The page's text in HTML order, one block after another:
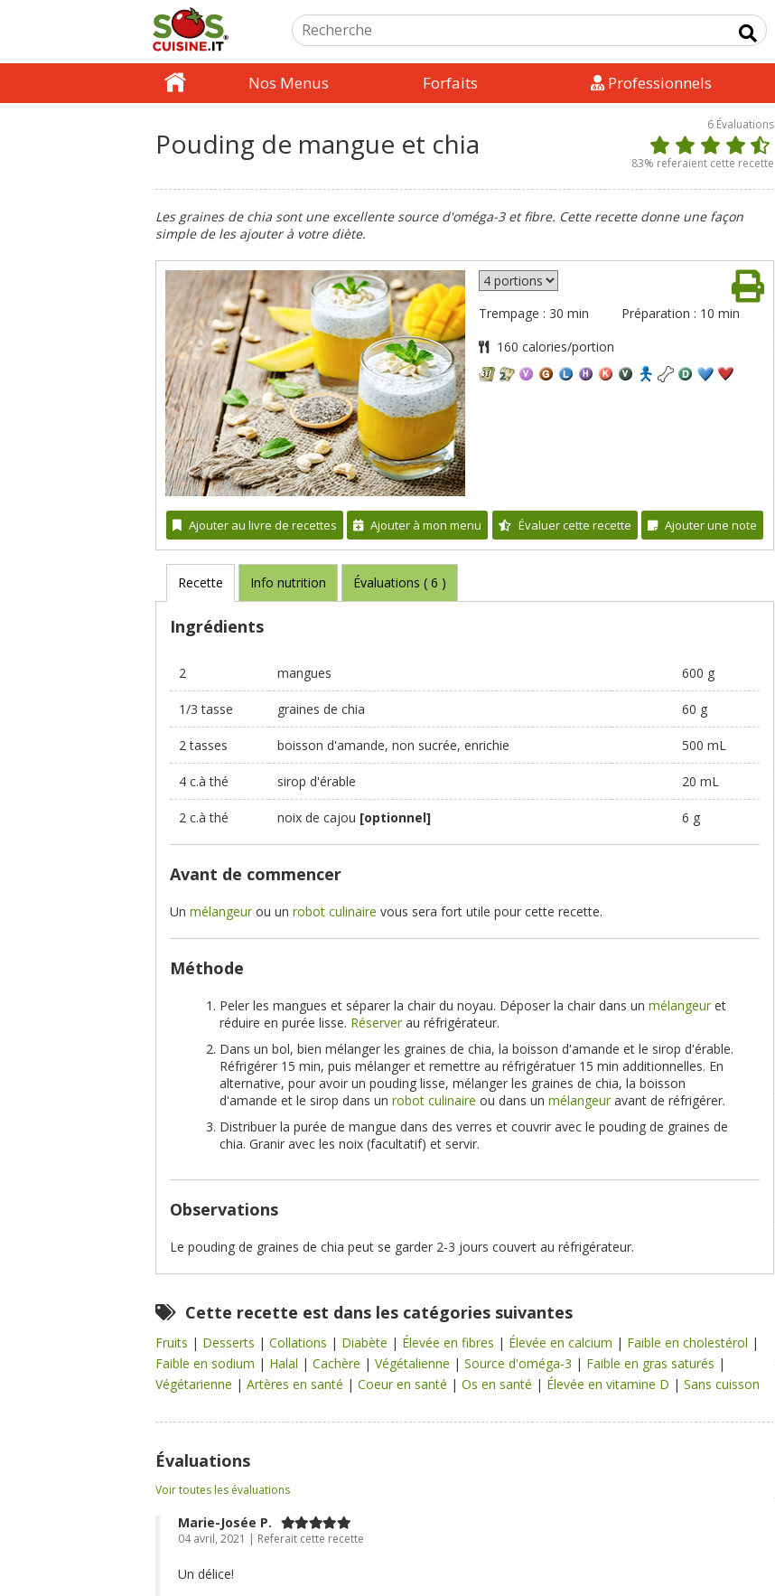
Nos Menus Forfaits Professionnels
Pouding de mangue et chia
6 Évaluations
83% referaient cette recette
Les graines de chia sont une excellente source d'oméga-3 et fibre. Cette recette donne une façon
simple de les ajouter à votre diète.
Trempage : 30 min
Préparation : 10 min
160 calories/portion
Ajouter au livre de recettes Ajouter à mon menu Évaluer cette recette Ajouter une note
Recette Info nutrition Évaluations ( 6 )
Ingrédients
2 mangues 600 g
1/3 tasse graines de chia 60 g
2 tasses boisson d'amande, non sucrée, enrichie 500 mL
4 c.à thé sirop d'érable 20 mL
2 c.à thé noix de cajou [optionnel] 6 g
Avant de commencer
Un mélangeur ou un robot culinaire vous sera fort utile pour cette recette.
Méthode
Peler les mangues et séparer la chair du noyau. Déposer la chair dans un mélangeur et
réduire en purée lisse. Réserver au réfrigérateur.
Dans un bol, bien mélanger les graines de chia, la boisson d'amande et le sirop d'érable.
Réfrigérer 15 min, puis mélanger et remettre au réfrigératuer 15 min additionnelles. En
alternative, pour avoir un pouding lisse, mélanger les graines de chia, la boisson
d'amande et le sirop dans un robot culinaire ou dans un mélangeur avant de réfrigérer.
Distribuer la purée de mangue dans des verres et couvrir avec le pouding de graines de
chia. Granir avec les noix (facultatif) et servir.
Observations
Le pouding de graines de chia peut se garder 2-3 jours couvert au réfrigérateur.
Cette recette est dans les catégories suivantes
Fruits | Desserts | Collations | Diabète | Élevée en fibres | Élevée en calcium | Faible en cholestérol |
Faible en sodium | Halal | Cachère | Végétalienne | Source d'oméga-3 | Faible en gras saturés |
Végétarienne | Artères en santé | Coeur en santé | Os en santé | Élevée en vitamine D | Sans cuisson
Évaluations
Voir toutes les évaluations
Marie-Josée P.
04 avril, 2021 | Referait cette recette
Un délice!